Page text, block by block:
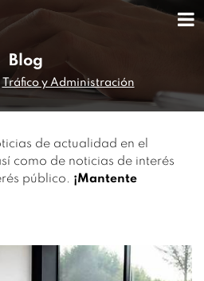
Blog
Tráfico y Administración
de actualidad en el
como de noticias de interés
público. ¡Mantente